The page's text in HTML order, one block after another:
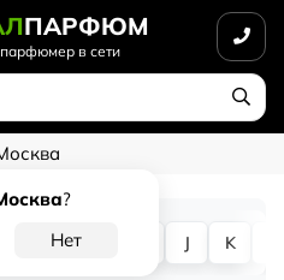
ПАРФЮМ
в сети
?
G J K